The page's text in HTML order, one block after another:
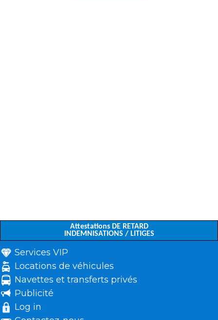
Attestations DE RETARD
INDEMNISATIONS / LITIGES
Services VIP
Locations de véhicules
Navettes et transferts privés
Publicité
Log in